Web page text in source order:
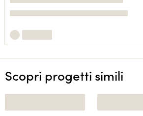
Scopri progetti simili